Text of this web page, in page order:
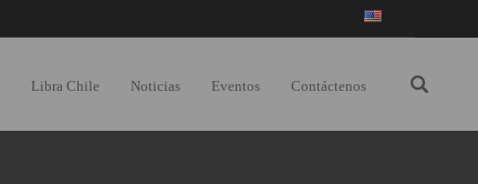
Libra Chile Noticias Eventos Contáctenos